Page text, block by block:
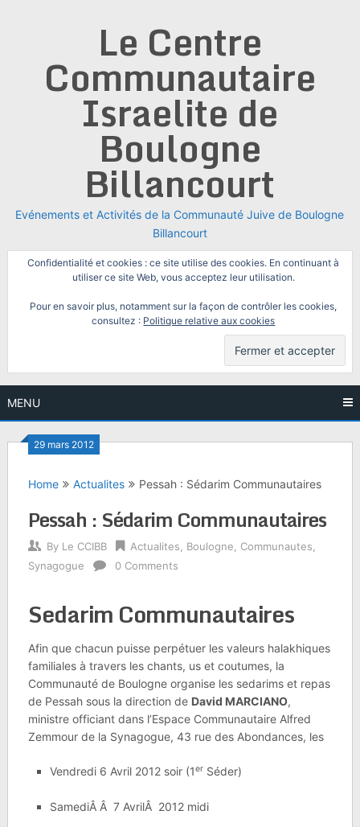
Le Centre
Communautaire
Israelite de
Boulogne
Billancourt
Evénements et Activités de la Communauté Juive de Boulogne
Billancourt
Confidentialité et cookies : ce site utilise des cookies. En continuant à
utiliser ce site Web, vous acceptez leur utilisation.
Pour en savoir plus, notamment sur la façon de contrôler les cookies,
consultez : Politique relative aux cookies
MENU
29 mars 2012
Home Actualites Pessah : Sédarim Communautaires
Pessah : Sédarim Communautaires
By Le CCIBB Actualites Boulogne Communautes
Synagogue
0 Comments
Sedarim Communautaires
Afin que chacun puisse perpétuer les valeurs halakhiques
familiales à travers les chants, us et coutumes, la
Communauté de Boulogne organise les sedarims et repas
de Pessah sous la direction de David MARCIANO,
ministre officiant dans l’Espace Communautaire Alfred
Zemmour de la Synagogue, 43 rue des Abondances, les
Vendredi 6 Avril 2012 soir (1erSéder)
SamediÂ Â 7 AvrilÂ 2012 midi